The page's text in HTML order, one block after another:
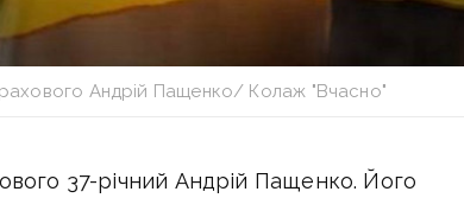
Андрій Пащенко/ Колаж "Вчасно"
37-річний Андрій Пащенко. Його